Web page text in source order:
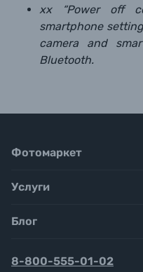
xx “Power off
smartphone
camera and
Bluetooth.
Фотомаркет
Услуги
Блог
8-800-555-01-02